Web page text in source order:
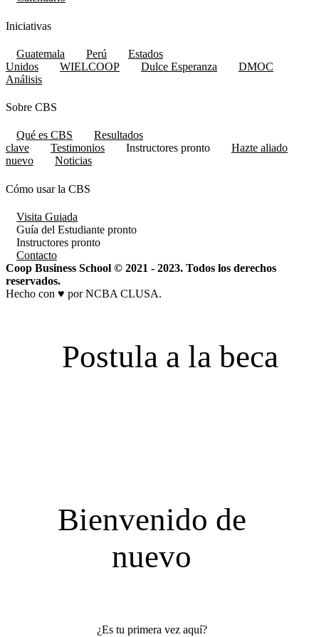
Iniciativas
Guatemala Perú
Estados
Unidos
WIELCOOP Dulce Esperanza
DMOC
Análisis
Sobre CBS
Qué es CBS
Resultados
clave
Testimonios Instructores pronto
Hazte aliado
nuevo
Noticias
Cómo usar la CBS
Visita Guiada
Guía del Estudiante pronto
Instructores pronto
Contacto
Coop Business School © 2021 - 2023. Todos los derechos
reservados.
Hecho con ♥ por NCBA CLUSA.
Postula a la beca
Bienvenido de
nuevo
¿Es tu primera vez aquí?